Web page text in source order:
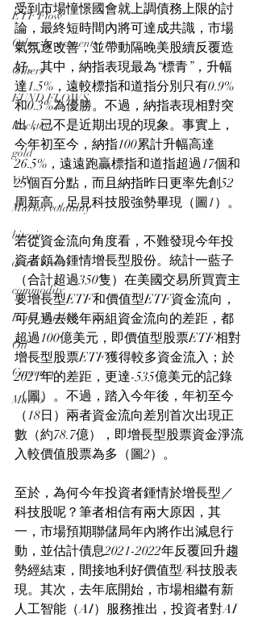
ETF Flow
Other Investments
Others
FUND FLOWS
Backtest
gold
VIX
Market volatility
bitcoin
death cross
commodity
Bond Market
Oil
Currency
Macro
受到市場憧憬國會就上調債務上限的討
論，最終短時間內將可達成共識，市場
氣氛逐改善，並帶動隔晚美股續反覆造
好。其中，納指表現最為“標青”，升幅
達1.5%，遠較標指和道指分別只有0.9%
和0.3%為優勝。不過，納指表現相對突
出，已不是近期出現的現象。事實上，
今年初至今，納指100累計升幅高達
26.5%，遠遠跑贏標指和道指超過17個和
25個百分點，而且納指昨日更率先創52
周新高，足見科技股強勢畢現（圖1）。
若從資金流向角度看，不難發現今年投
資者頗為鍾情增長型股份。統計一藍子
（合計超過350隻）在美國交易所買賣主
要增長型ETF和價值型ETF資金流向，
可見過去幾年兩組資金流向的差距，都
超過100億美元，即價值型股票ETF相對
增長型股票ETF獲得較多資金流入；於
2021年的差距，更達-535億美元的記錄
（圖）。不過，踏入今年後，年初至今
（18日）兩者資金流向差別首次出現正
數（約78.7億），即增長型股票資金淨流
入較價值股票為多（圖2）。
至於，為何今年投資者鍾情於增長型／
科技股呢？筆者相信有兩大原因，其
一，市場預期聯儲局年內將作出減息行
動，並估計債息2021-2022年反覆回升趨
勢經結束，間接地利好價值型/科技股表
現。其次，去年底開始，市場相繼有新
人工智能（AI）服務推出，投資者對AI